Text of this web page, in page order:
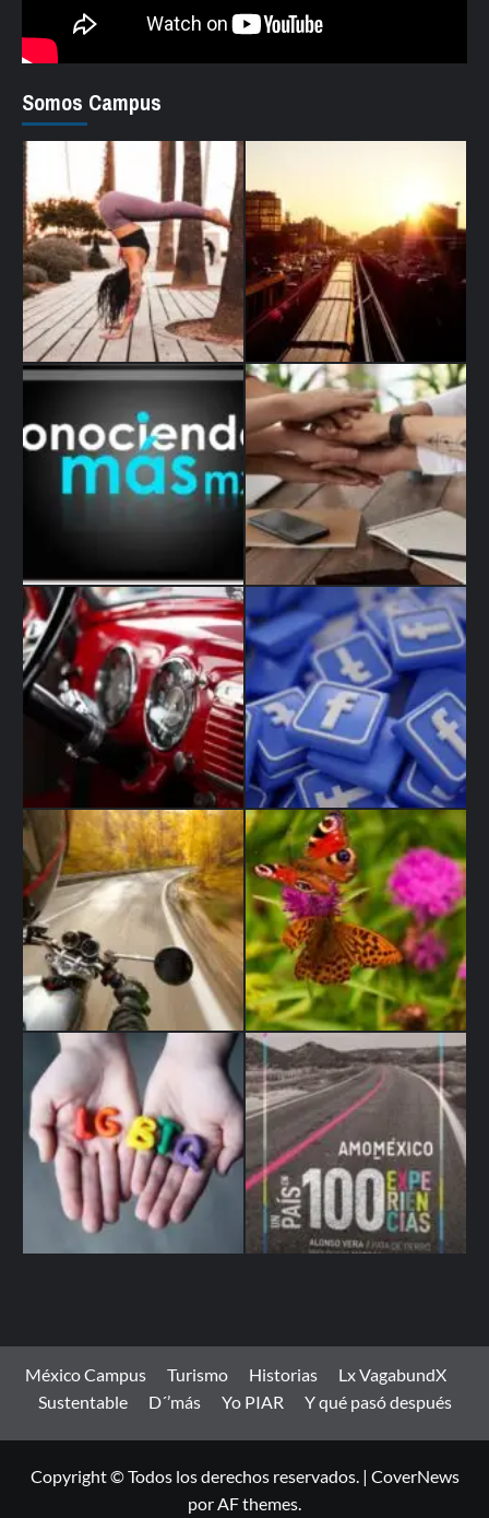
Somos Campus
México Campus Turismo Historias
Lx VagabundX
Sustentable
D´’más Yo PIAR Y qué pasó después
Copyright © Todos los derechos reservados. | CoverNews
por AF themes.